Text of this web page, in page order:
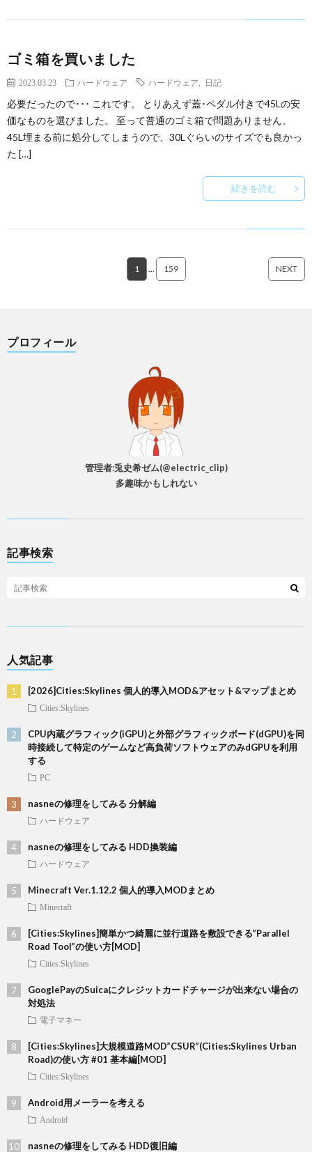
ゴミ箱を買いました
2023.03.23 ハードウェア ハードウェア 日記
必要だったので･･･ これです。 とりあえず蓋･ペダル付きで45Lの安
価なものを選びました。 至って普通のゴミ箱で問題ありません。
45L埋まる前に処分してしまうので、30Lぐらいのサイズでも良かっ
た […]
続きを読む
1 … 159 NEXT
プロフィール
管理者:兎史希ゼム(@electric_clip)
多趣味かもしれない
記事検索
人気記事
[2026]Cities:Skylines 個人的導入MOD&アセット&マップまとめ
Cities:Skylines
CPU内蔵グラフィック(iGPU)と外部グラフィックボード(dGPU)を同
時接続して特定のゲームなど高負荷ソフトウェアのみdGPUを利用
する
PC
nasneの修理をしてみる 分解編
ハードウェア
nasneの修理をしてみる HDD換装編
ハードウェア
Minecraft Ver.1.12.2 個人的導入MODまとめ
Minecraft
[Cities:Skylines]簡単かつ綺麗に並行道路を敷設できる”Parallel
Road Tool”の使い方[MOD]
Cities:Skylines
GooglePayのSuicaにクレジットカードチャージが出来ない場合の
対処法
電子マネー
[Cities:Skylines]大規模道路MOD”CSUR”(Cities:Skylines Urban
Road)の使い方 #01 基本編[MOD]
Cities:Skylines
Android用メーラーを考える
Android
nasneの修理をしてみる HDD復旧編